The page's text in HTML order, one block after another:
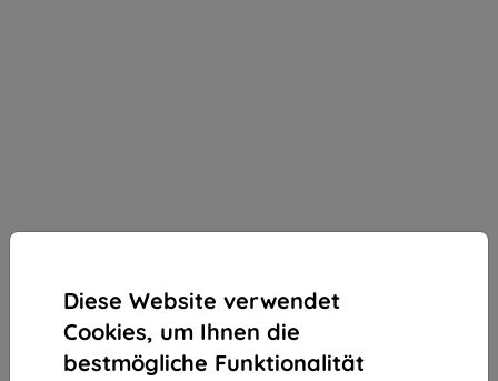
Diese Website verwendet
Cookies, um Ihnen die
bestmögliche Funktionalität